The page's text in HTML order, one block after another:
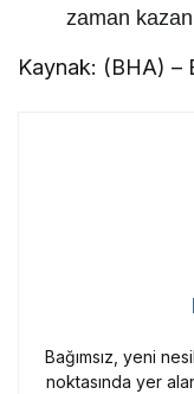
zaman
Kaynak: (BHA) –
Bağımsız, yeni
noktasında yer